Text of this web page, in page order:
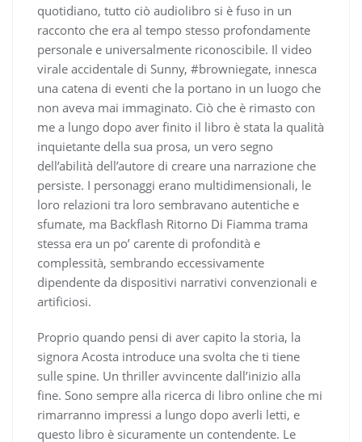
quotidiano, tutto ciò audiolibro si è fuso in un
racconto che era al tempo stesso profondamente
personale e universalmente riconoscibile. Il video
virale accidentale di Sunny, #browniegate, innesca
una catena di eventi che la portano in un luogo che
non aveva mai immaginato. Ciò che è rimasto con
me a lungo dopo aver finito il libro è stata la qualità
inquietante della sua prosa, un vero segno
dell’abilità dell’autore di creare una narrazione che
persiste. I personaggi erano multidimensionali, le
loro relazioni tra loro sembravano autentiche e
sfumate, ma Backflash Ritorno Di Fiamma trama
stessa era un po’ carente di profondità e
complessità, sembrando eccessivamente
dipendente da dispositivi narrativi convenzionali e
artificiosi.
Proprio quando pensi di aver capito la storia, la
signora Acosta introduce una svolta che ti tiene
sulle spine. Un thriller avvincente dall’inizio alla
fine. Sono sempre alla ricerca di libro online che mi
rimarranno impressi a lungo dopo averli letti, e
questo libro è sicuramente un contendente. Le